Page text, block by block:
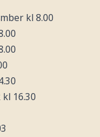
kl 8.00
16.30